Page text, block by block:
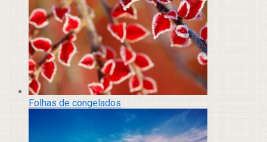
Folhas de congelados